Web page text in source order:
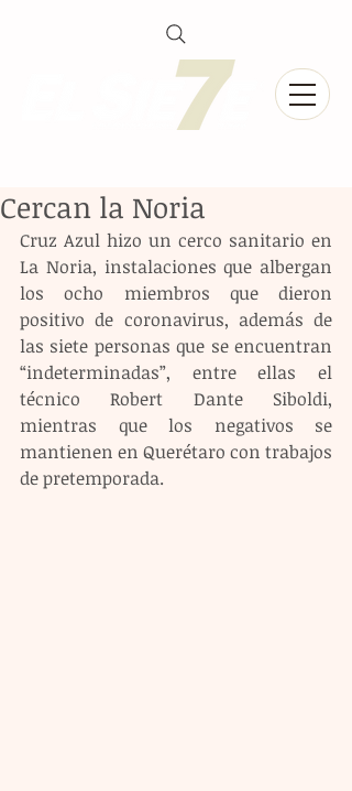
Cercan la Noria
Cruz Azul hizo un cerco sanitario en
La Noria, instalaciones que albergan
los ocho miembros que dieron
positivo de coronavirus, además de
las siete personas que se encuentran
“indeterminadas”, entre ellas el
técnico Robert Dante Siboldi,
mientras que los negativos se
mantienen en Querétaro con trabajos
de pretemporada.